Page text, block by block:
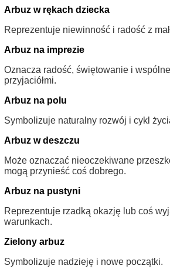
Arbuz w rękach dziecka
Reprezentuje niewinność i radość z
Arbuz na imprezie
Oznacza radość, świętowanie i
przyjaciółmi.
Arbuz na polu
Symbolizuje naturalny rozwój i cykl
Arbuz w deszczu
Może oznaczać nieoczekiwane
mogą przynieść coś dobrego.
Arbuz na pustyni
Reprezentuje rzadką okazję lub coś
warunkach.
Zielony arbuz
Symbolizuje nadzieję i nowe początki.